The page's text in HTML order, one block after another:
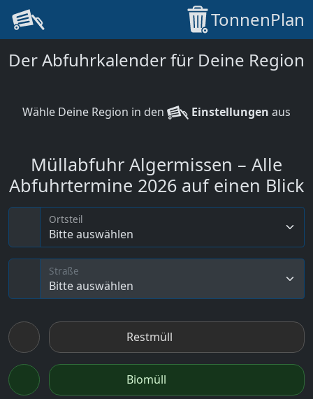
TonnenPlan
Der Abfuhrkalender für Deine Region
Wähle Deine Region in den Einstellungen aus
Müllabfuhr Algermissen – Alle
Abfuhrtermine 2026 auf einen Blick
Bitte auswählen
Ortsteil
Bitte auswählen
Straße
Restmüll
Biomüll